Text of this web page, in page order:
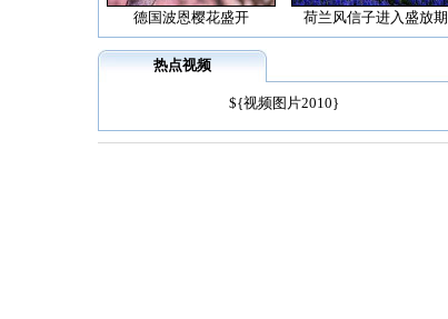
德国波恩樱花盛开 荷兰风信子进入盛放期
热点视频
${视频图片2010}